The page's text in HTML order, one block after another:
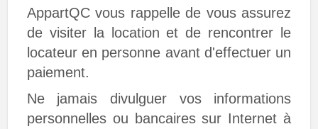
AppartQC vous rappelle de vous assurez
de visiter la location et de rencontrer le
locateur en personne avant d'effectuer un
paiement.
Ne jamais divulguer vos informations
personnelles ou bancaires sur Internet à